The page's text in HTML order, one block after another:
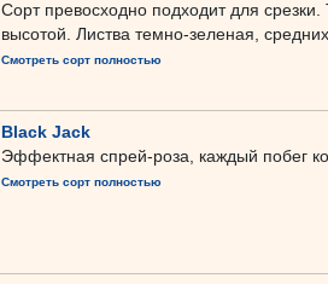
Сорт превосходно подходит для
высотой. Листва темно-зеленая,
Смотреть сорт полностью
Black Jack
Эффектная спрей-роза, каждый побег
Смотреть сорт полностью